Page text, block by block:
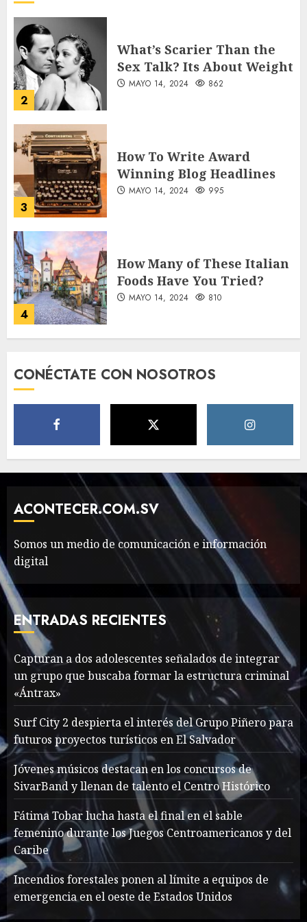
2
What’s Scarier Than the
Sex Talk? Its About Weight
MAYO 14, 2024 862
3
How To Write Award
Winning Blog Headlines
MAYO 14, 2024 995
4
How Many of These Italian
Foods Have You Tried?
MAYO 14, 2024 810
Classic Cars in a Retro
The full story of
Thailand’s extraordinary
cave rescue
MAYO 14, 2024 1002
7
Valentino Goes
Deliberately Feminine for
Fall 2018
MAYO 16, 2024 765
1
Searching for the
forgotten heroes of World
War Two
MAYO 14, 2024 860
2
What’s Scarier Than the
Sex Talk? Its About Weight
MAYO 14, 2024 862
How To Write Award
CONÉCTATE CON NOSOTROS
ACONTECER.COM.SV
Somos un medio de comunicación e información
digital
ENTRADAS RECIENTES
Capturan a dos adolescentes señalados de integrar
un grupo que buscaba formar la estructura criminal
«Ántrax»
Surf City 2 despierta el interés del Grupo Piñero para
futuros proyectos turísticos en El Salvador
Jóvenes músicos destacan en los concursos de
SivarBand y llenan de talento el Centro Histórico
Fátima Tobar lucha hasta el final en el sable
femenino durante los Juegos Centroamericanos y del
Caribe
Incendios forestales ponen al límite a equipos de
emergencia en el oeste de Estados Unidos